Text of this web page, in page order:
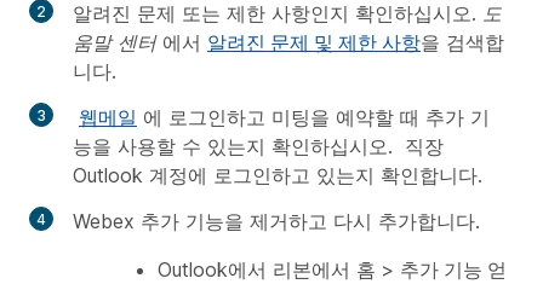
알려진 문제 또는 제한 사항인지 확인하십시오. 도
움말 센터에서 알려진 문제 및 제한 사항을 검색합
니다.
웹메일 에 로그인하고 미팅을 예약할 때 추가 기
능을 사용할 수 있는지 확인하십시오. 직장
Outlook 계정에 로그인하고 있는지 확인합니다.
Webex 추가 기능을 제거하고 다시 추가합니다.
Outlook에서 리본에서 홈 > 추가 기능 얻